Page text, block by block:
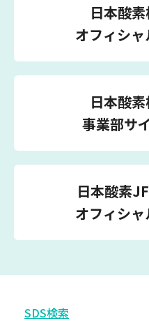
日本酸
オフィシャ
日本酸
事業部サ
日本酸素
オフィシャ
SDS検索